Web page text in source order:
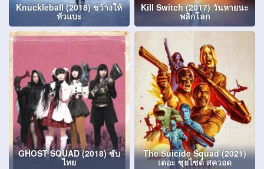
Knuckleball (2018) ขว้างให้
หัวแบะ
Kill Switch (2017) วันหายนะ
พลิกโลก
GHOST SQUAD (2018) ซับ
ไทย
The Suicide Squad (2021)
เดอะ ซุยไซด์ สควอด